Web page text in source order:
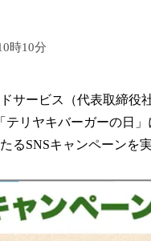
時10分
サービス（代表取締役
テリヤキバーガーの日
るSNSキャンペーンを実